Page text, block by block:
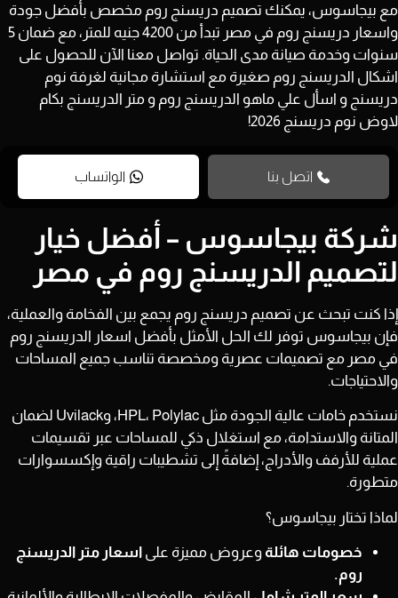
مع بيجاسوس، يمكنك تصميم دريسنج روم مخصص بأفضل جودة
واسعار دريسنج روم في مصر تبدأ من
، مع ضمان 5
سنوات وخدمة صيانة مدى الحياة. تواصل معنا الآن للحصول على
اشكال الدريسنج روم صغيرة مع استشارة مجانية لغرفة نوم
دريسنج و اسأل علي ماهو الدريسنج روم و متر الدريسنج بكام
لاوض نوم دريسنج 2026!
اتصل بنا الواتساب
شركة بيجاسوس – أفضل خيار
لتصميم الدريسنج روم في مصر
إذا كنت تبحث عن تصميم دريسنج روم يجمع بين الفخامة والعملية،
فإن بيجاسوس توفر لك الحل الأمثل بأفضل اسعار الدريسنج روم
في مصر مع تصميمات عصرية ومخصصة تناسب جميع المساحات
والاحتياجات.
نستخدم خامات عالية الجودة مثل HPL، Polylac، وUvilack لضمان
المتانة والاستدامة، مع استغلال ذكي للمساحات عبر تقسيمات
عملية للأرفف والأدراج، إضافةً إلى تشطيبات راقية وإكسسوارات
متطورة.
لماذا تختار بيجاسوس؟
خصومات هائلة وعروض مميزة على اسعار متر الدريسنج
روم.